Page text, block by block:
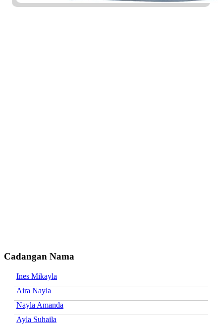
Cadangan Nama
Ines Mikayla
Aira Nayla
Nayla Amanda
Ayla Suhaila